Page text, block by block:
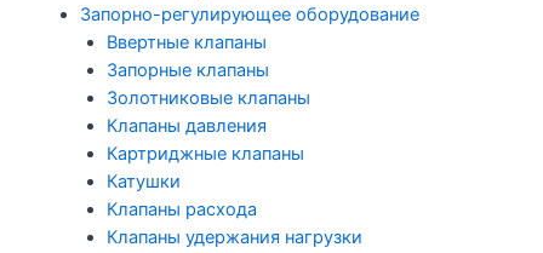
Запорно-регулирующее оборудование
Ввертные клапаны
Запорные клапаны
Золотниковые клапаны
Клапаны давления
Картриджные клапаны
Катушки
Клапаны расхода
Клапаны удержания нагрузки